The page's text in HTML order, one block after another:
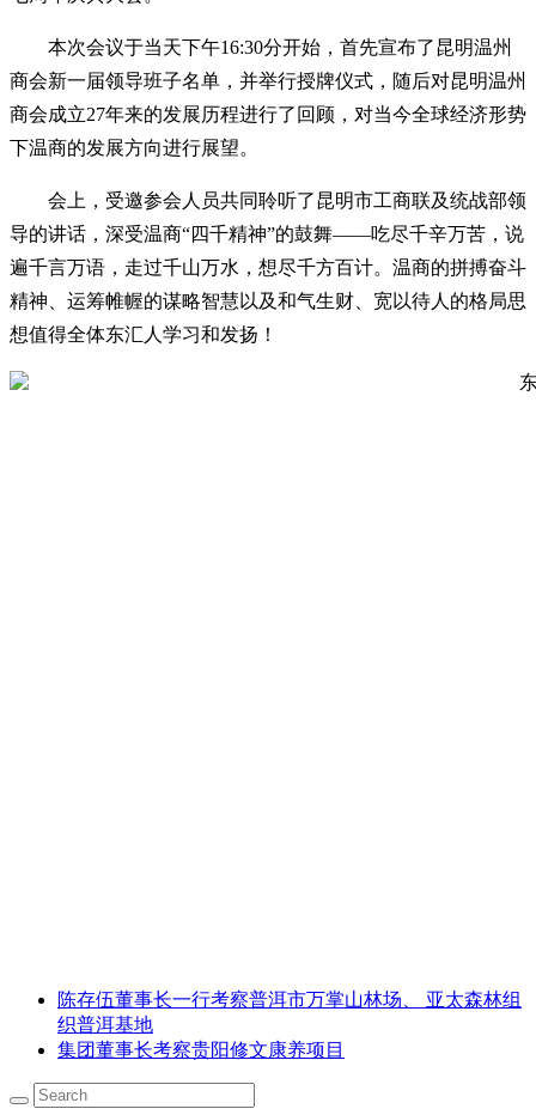
本次会议于当天下午16:30分开始，首先宣布了昆明温州
商会新一届领导班子名单，并举行授牌仪式，随后对昆明温州
商会成立27年来的发展历程进行了回顾，对当今全球经济形势
下温商的发展方向进行展望。
会上，受邀参会人员共同聆听了昆明市工商联及统战部领
导的讲话，深受温商“四千精神”的鼓舞——吃尽千辛万苦，说
遍千言万语，走过千山万水，想尽千方百计。温商的拼搏奋斗
精神、运筹帷幄的谋略智慧以及和气生财、宽以待人的格局思
想值得全体东汇人学习和发扬！
陈存伍董事长一行考察普洱市万掌山林场、 亚太森林组
织普洱基地
集团董事长考察贵阳修文康养项目